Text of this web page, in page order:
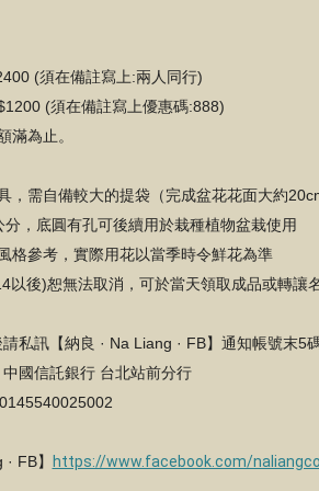
(須在備註寫上:兩人同行)
(須在備註寫上優惠碼:888)
滿為止。
，需自備較大的提袋（完成盆花花面大約
分，底圓有孔可後續用於栽種植物盆栽使用
格參考，實際用花以當季時令鮮花為準
以後)恕無法取消，可於當天領取成品或轉讓
私訊【納良 · Na Liang · FB】通知帳號末5
中國信託銀行 台北站前分行
FB】
https://www.facebook.com/